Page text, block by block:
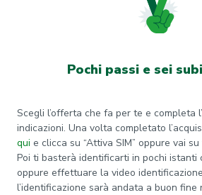
Pochi passi e sei
Scegli l’offerta che fa per te e completa
indicazioni. Una volta completato
qui e clicca su “Attiva SIM” oppure vai su
Poi ti basterà identificarti in pochi istanti
oppure effettuare la video
l’identificazione sarà andata a buon fine